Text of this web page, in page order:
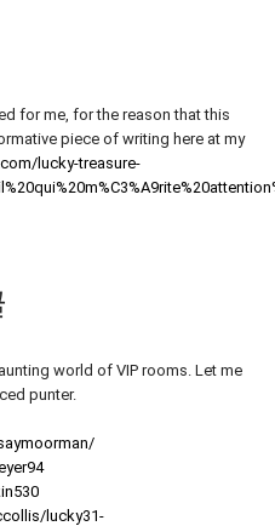
for me, for the reason that this
piece of writing here at my
lucky-treasure-
world of VIP rooms. Let me
punter.
lucky31-